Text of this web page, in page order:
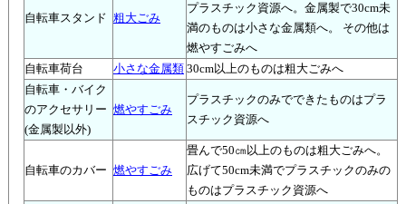
自転車スタンド 粗大ごみ
プラスチック資源へ。金属製で30cm未
満のものは小さな金属類へ。 その他は
燃やすごみへ
自転車荷台
小さな金属類 30cm以上のものは粗大ごみへ
自転車・バイク
のアクセサリー
(金属製以外)
燃やすごみ
プラスチックのみでできたものはプラ
スチック資源へ
自転車のカバー 燃やすごみ
畳んで50㎝以上のものは粗大ごみへ。
広げて50cm未満でプラスチックのみの
ものはプラスチック資源へ